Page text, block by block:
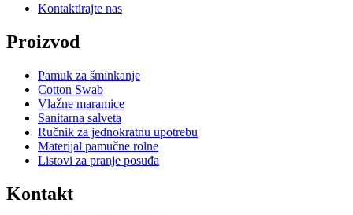
Kontaktirajte nas
Proizvod
Pamuk za šminkanje
Cotton Swab
Vlažne maramice
Sanitarna salveta
Ručnik za jednokratnu upotrebu
Materijal pamučne rolne
Listovi za pranje posuđa
Kontakt